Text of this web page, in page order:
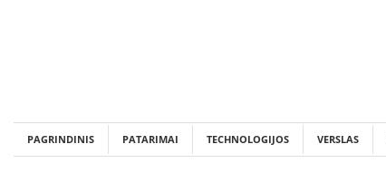
PAGRINDINIS PATARIMAI TECHNOLOGIJOS VERSLAS